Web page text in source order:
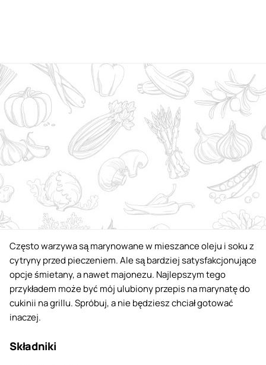
Często warzywa są marynowane w mieszance oleju i soku z
cytryny przed pieczeniem. Ale są bardziej satysfakcjonujące
opcje śmietany, a nawet majonezu. Najlepszym tego
przykładem może być mój ulubiony przepis na marynatę do
cukinii na grillu. Spróbuj, a nie będziesz chciał gotować
inaczej.
Składniki